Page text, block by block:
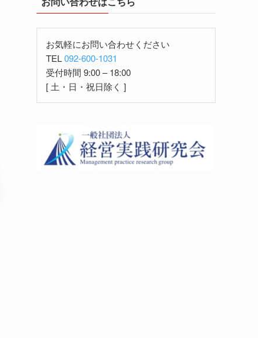
お気軽にお問い合わせください
TEL092-600-1031
受付時間 9:00 – 18:00
[ 土・日・祝日除く ]